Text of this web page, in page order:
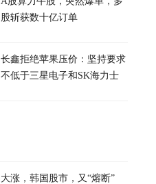
股斩获数十亿订单
长鑫拒绝苹果压价：坚持要求
不低于三星电子和SK海力士
大涨，韩国股市，又“熔断”